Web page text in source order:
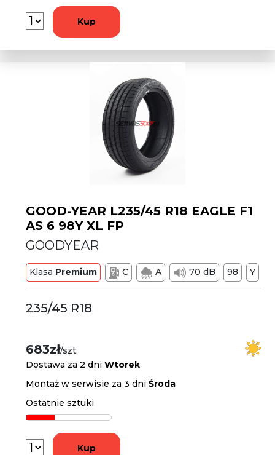
Kup
GOOD-YEAR L235/45 R18 EAGLE F1
AS 6 98Y XL FP
GOODYEAR
Klasa Premium C A 70 dB 98 Y
235/45 R18
683zł/szt.
Dostawa za 2 dniWtorek
Montaż w serwisie za 3 dniŚroda
Ostatnie sztuki
Kup